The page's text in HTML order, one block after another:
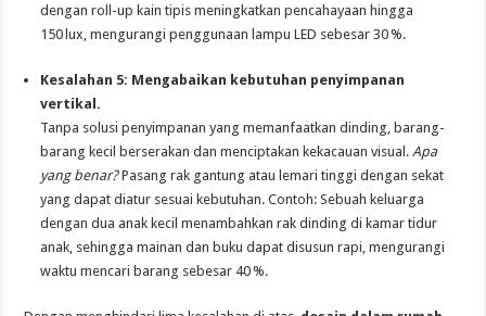
dengan roll-up kain tipis meningkatkan pencahayaan hingga
150 lux, mengurangi penggunaan lampu LED sebesar 30 %.
Kesalahan 5: Mengabaikan kebutuhan penyimpanan
vertikal.
Tanpa solusi penyimpanan yang memanfaatkan dinding, barang-
barang kecil berserakan dan menciptakan kekacauan visual.Apa
yang benar?Pasang rak gantung atau lemari tinggi dengan sekat
yang dapat diatur sesuai kebutuhan. Contoh: Sebuah keluarga
dengan dua anak kecil menambahkan rak dinding di kamar tidur
anak, sehingga mainan dan buku dapat disusun rapi, mengurangi
waktu mencari barang sebesar 40 %.